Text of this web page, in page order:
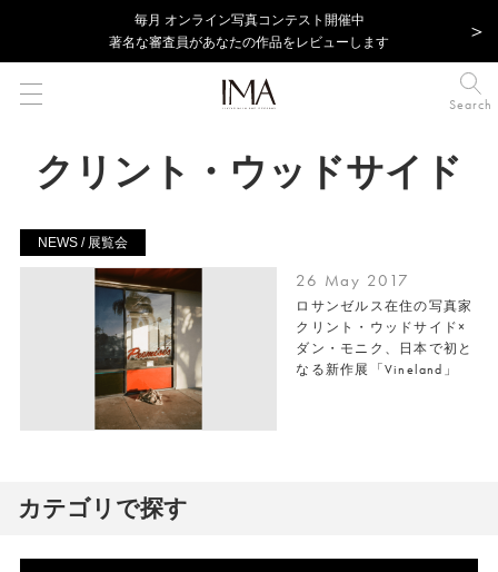
毎⽉ オンライン写真コンテスト開催中
著名な審査員があなたの作品をレビューします
Search
クリント・ウッドサイド
NEWS / 展覧会
26 May 2017
ロサンゼルス在住の写真家
クリント・ウッドサイド×
ダン・モニク、日本で初と
なる新作展「Vineland」
カテゴリで探す